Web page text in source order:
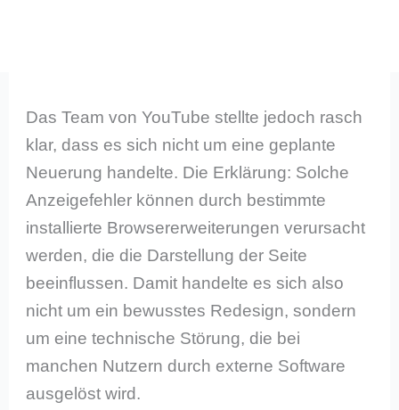
Das Team von YouTube stellte jedoch rasch
klar, dass es sich nicht um eine geplante
Neuerung handelte. Die Erklärung: Solche
Anzeigefehler können durch bestimmte
installierte Browsererweiterungen verursacht
werden, die die Darstellung der Seite
beeinflussen. Damit handelte es sich also
nicht um ein bewusstes Redesign, sondern
um eine technische Störung, die bei
manchen Nutzern durch externe Software
ausgelöst wird.